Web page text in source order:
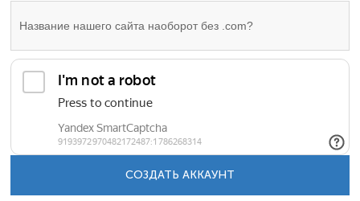
СОЗДАТЬ АККАУНТ